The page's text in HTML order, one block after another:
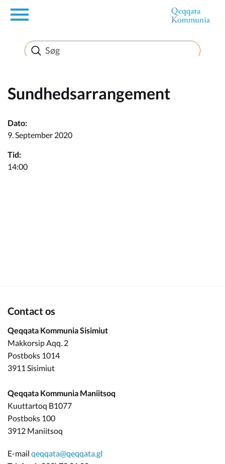
en
Borger
Erhverv
Politik
Turisme
Sundhedsarrangement
Dato:
9. September 2020
Tid:
14:00
Contact os
Qeqqata Kommunia Sisimiut
Makkorsip Aqq. 2
Postboks 1014
3911 Sisimiut
Qeqqata Kommunia Maniitsoq
Kuuttartoq B1077
Postboks 100
3912 Maniitsoq
E-mail qeqqata@qeqqata.gl